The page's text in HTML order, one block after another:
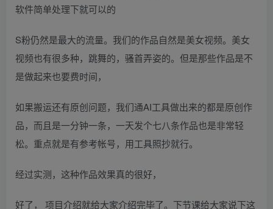
软件简单处理下就可以的
S粉仍然是最大的流量。我们的作品自然是美女视频。美女
视频也有很多种，跳舞的，骚首弄姿的。但是那些作品是不
是做起来也要费时间，
如果搬运还有原创问题，我们通AI工具做出来的都是原创作
品，而且是一分钟一条，一天发个七八条作品也是非常轻
松。重点就是有参考帐号，用工具照抄就行。
经过实测，这种作品效果真的很好，
好了， 项目介绍就给大家介绍完毕了。下节课给大家说下这